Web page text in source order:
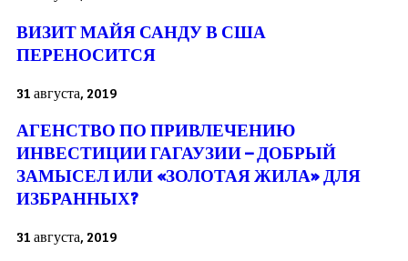
ВИЗИТ МАЙЯ САНДУ В США
ПЕРЕНОСИТСЯ
31 августа, 2019
АГЕНСТВО ПО ПРИВЛЕЧЕНИЮ
ИНВЕСТИЦИИ ГАГАУЗИИ – ДОБРЫЙ
ЗАМЫСЕЛ ИЛИ «ЗОЛОТАЯ ЖИЛА» ДЛЯ
ИЗБРАННЫХ?
31 августа, 2019